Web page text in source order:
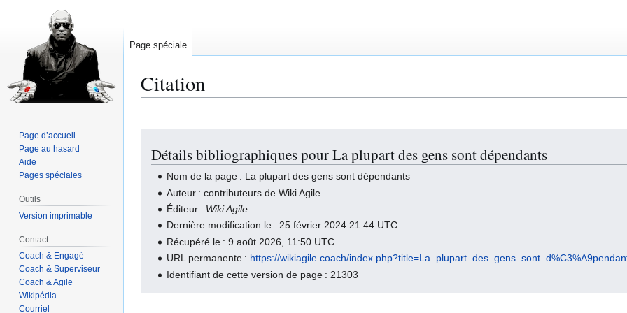
Citation
navigation
recherche
Détails bibliographiques pour La plupart des gens sont dépendants
Nom de la page : La plupart des gens sont dépendants
Auteur : contributeurs de Wiki Agile
Éditeur : Wiki Agile
Dernière modification le : 25 février 2024 21:44 UTC
Récupéré le : 9 août 2026, 11:50 UTC
URL permanente : https://wikiagile.coach/
Identifiant de cette version de page : 21303
Page spéciale
Page d’accueil
Page au hasard
Aide
Pages spéciales
Outils
Version imprimable
Contact
Coach & Engagé
Coach & Superviseur
Coach & Agile
Wikipédia
Courriel